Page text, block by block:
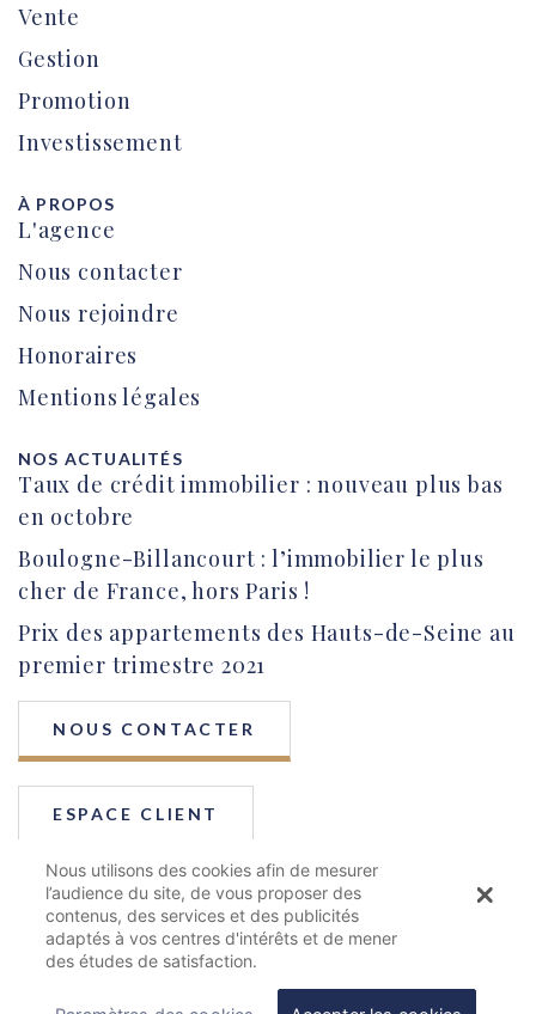
Vente
Gestion
Promotion
Investissement
À PROPOS
L'agence
Nous contacter
Nous rejoindre
Honoraires
Mentions légales
NOS ACTUALITÉS
Taux de crédit immobilier : nouveau plus bas
en octobre
Boulogne-Billancourt : l’immobilier le plus
cher de France, hors Paris !
Prix des appartements des Hauts-de-Seine au
premier trimestre 2021
NOUS CONTACTER
ESPACE CLIENT
Création du blog :
Nous utilisons des cookies afin de mesurer
l’audience du site, de vous proposer des
contenus, des services et des publicités
adaptés à vos centres d'intérêts et de mener
des études de satisfaction.